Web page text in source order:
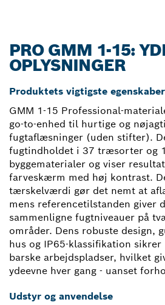
PRO GMM 1-15:
OPLYSNINGER
Produktets vigtigste egenskaber
GMM 1-15 Professional-
go-to-enhed til hurtige og
fugtaflæsninger (uden stifter).
fugtindholdet i 37 træsorter og
byggematerialer og viser
farveskærm med høj kontrast.
tærskelværdi gør det nemt at
mens referencetilstanden giver
sammenligne fugtniveauer på
områder. Dens robuste design,
hus og IP65-klassifikation
barske arbejdspladser, hvilket
ydeevne hver gang - uanset
Udstyr og anvendelse